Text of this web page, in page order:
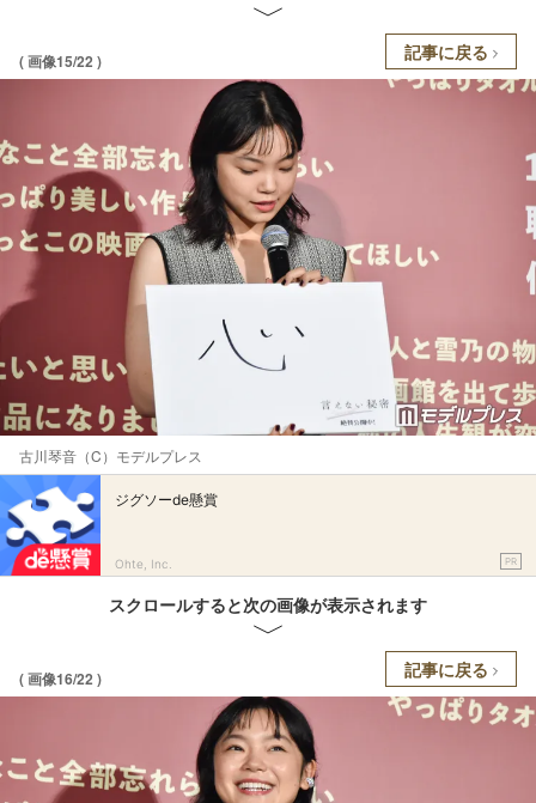
( 画像15/22 ) 記事に戻る
古川琴音（C）モデルプレス
ジグソーde懸賞
Ohte, Inc. PR
スクロールすると次の画像が表示されます
( 画像16/22 ) 記事に戻る